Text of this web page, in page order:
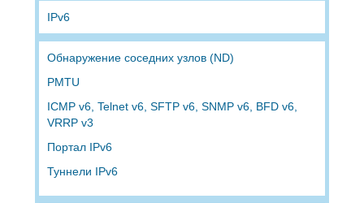
IPv6
Обнаружение соседних узлов (ND)
PMTU
ICMP v6, Telnet v6, SFTP v6, SNMP v6, BFD v6,
VRRP v3
Портал IPv6
Туннели IPv6